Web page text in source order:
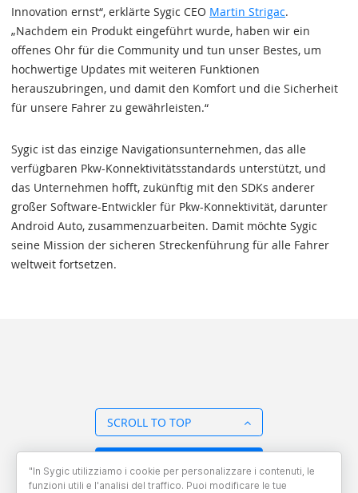
Innovation ernst“, erklärte Sygic CEO Martin Strigac.
„Nachdem ein Produkt eingeführt wurde, haben wir ein
offenes Ohr für die Community und tun unser Bestes, um
hochwertige Updates mit weiteren Funktionen
herauszubringen, und damit den Komfort und die Sicherheit
für unsere Fahrer zu gewährleisten.“
Sygic ist das einzige Navigationsunternehmen, das alle
verfügbaren Pkw-Konnektivitätsstandards unterstützt, und
das Unternehmen hofft, zukünftig mit den SDKs anderer
großer Software-Entwickler für Pkw-Konnektivität, darunter
Android Auto, zusammenzuarbeiten. Damit möchte Sygic
seine Mission der sicheren Streckenführung für alle Fahrer
weltweit fortsetzen.
SCROLL TO TOP
"In Sygic utilizziamo i cookie per personalizzare i contenuti, le
funzioni utili e l'analisi del traffico. Puoi modificare le tue